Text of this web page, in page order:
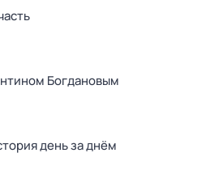
Богдановым
день за днём